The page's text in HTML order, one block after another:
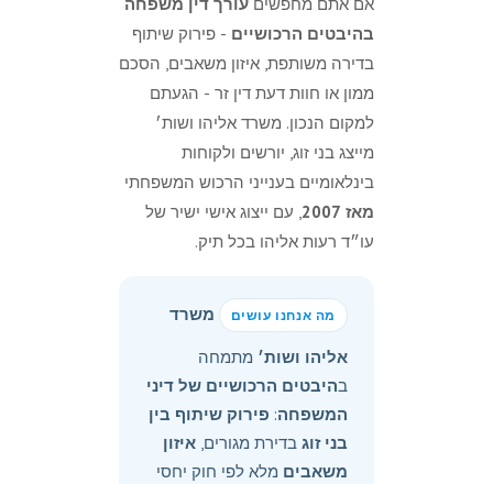
בהיבטים הרכושיים - פירוק שיתוף
בדירה משותפת, איזון משאבים, הסכם
ממון או חוות דעת דין זר - הגעתם
למקום הנכון. משרד אליהו ושות׳
מייצג בני זוג, יורשים ולקוחות
בינלאומיים בענייני הרכוש המשפחתי
מאז 2007
, עם ייצוג אישי ישיר של
עו״ד רעות אליהו בכל תיק.
מה אנחנו עושים משרד
אליהו ושות׳ מתמחה
בהיבטים הרכושיים של דיני
המשפחה: פירוק שיתוף בין
בני זוג בדירת מגורים, איזון
משאבים מלא לפי חוק יחסי